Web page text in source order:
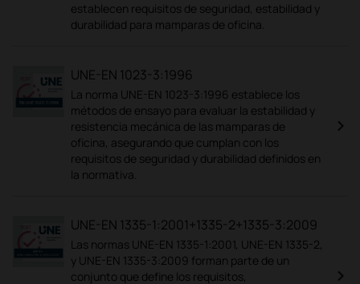
establecen requisitos de seguridad, estabilidad y
durabilidad para mamparas de oficina.
UNE-EN 1023-3:1996
La norma UNE-EN 1023-3:1996 establece los
métodos de ensayo para evaluar la estabilidad y
resistencia mecánica de las mamparas de
oficina, asegurando que cumplan con los
requisitos de seguridad y durabilidad definidos en
la normativa.
UNE-EN 1335-1:2001+1335-2+1335-3:2009
Las normas UNE-EN 1335-1:2001, UNE-EN 1335-2,
y UNE-EN 1335-3:2009 forman parte de un
conjunto que define los requisitos,